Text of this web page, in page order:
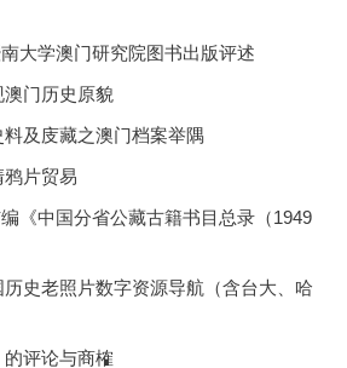
大学澳门研究院图书出版评述
门历史原貌
及庋藏之澳门档案举隅
片贸易
《中国分省公藏古籍书目总录（1949
史老照片数字资源导航（含台大、哈
评论与商榷